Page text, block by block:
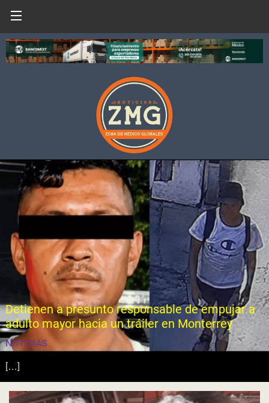
Detienen a presunto responsable de empujar a
adulto mayor hacia un tráiler en Monterrey
NOTICIAS
[…]